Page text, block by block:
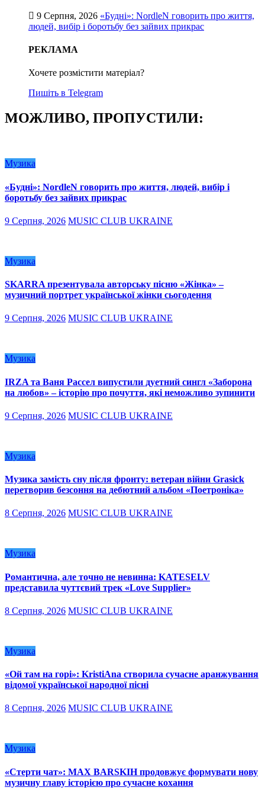
9 Серпня, 2026 «Будні»: NordleN говорить про життя,
людей, вибір і боротьбу без зайвих прикрас
РЕКЛАМА
Хочете розмістити матеріал?
Пишіть в Telegram
МОЖЛИВО, ПРОПУСТИЛИ:
Музика
«Будні»: NordleN говорить про життя, людей, вибір і
боротьбу без зайвих прикрас
9 Серпня, 2026 MUSIC CLUB UKRAINE
Музика
SKARRA презентувала авторську пісню «Жінка» –
музичний портрет української жінки сьогодення
9 Серпня, 2026 MUSIC CLUB UKRAINE
Музика
IRZA та Ваня Рассел випустили дуетний сингл «Заборона
на любов» – історію про почуття, які неможливо зупинити
9 Серпня, 2026 MUSIC CLUB UKRAINE
Музика
Музика замість сну після фронту: ветеран війни Grasick
перетворив безсоння на дебютний альбом «Поетроніка»
8 Серпня, 2026 MUSIC CLUB UKRAINE
Музика
Романтична, але точно не невинна: KATESELV
представила чуттєвий трек «Love Supplier»
8 Серпня, 2026 MUSIC CLUB UKRAINE
Музика
«Ой там на горі»: KristiAna створила сучасне аранжування
відомої української народної пісні
8 Серпня, 2026 MUSIC CLUB UKRAINE
Музика
«Стерти чат»: MAX BARSKIH продовжує формувати нову
музичну главу історією про сучасне кохання